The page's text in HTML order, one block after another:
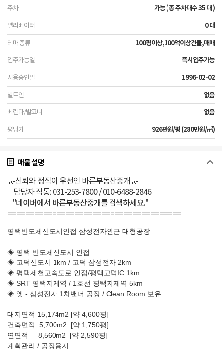
가능 ( 총 주차대수 35 대 )
0 대
100평이상,100억이상건물,매매
즉시입주가능
1996-02-02
없음
없음
926만원/평 (280만원/㎡)
매물 설명
🤝신뢰와 정직이 우선인 바른부동산중개🤝
담당자 직통: 031-253-7800 / 010-6488-2846
"네이버에서 바른부동산중개를 검색하세요."
=======================================
평택반도체신도시인접 삼성전자인근 대형공장
◈ 평택 반도체신도시 인접
◈ 고덕신도시 1km / 고덕 삼성전자 2km
◈ 평택제천고속도로 인접/평택고덕IC 1km
◈ SRT 평택지제역 / 1호선 평택지제역 5km
◈ 옛 - 삼성전자 1차밴더 공장 / Clean Room 보유
대지면적 15,174m2 [약 4,600평]
건축면적 5,700m2 [약 1,750평]
연면적 8,560m2 [약 2,590평]
계획관리 / 공장용지